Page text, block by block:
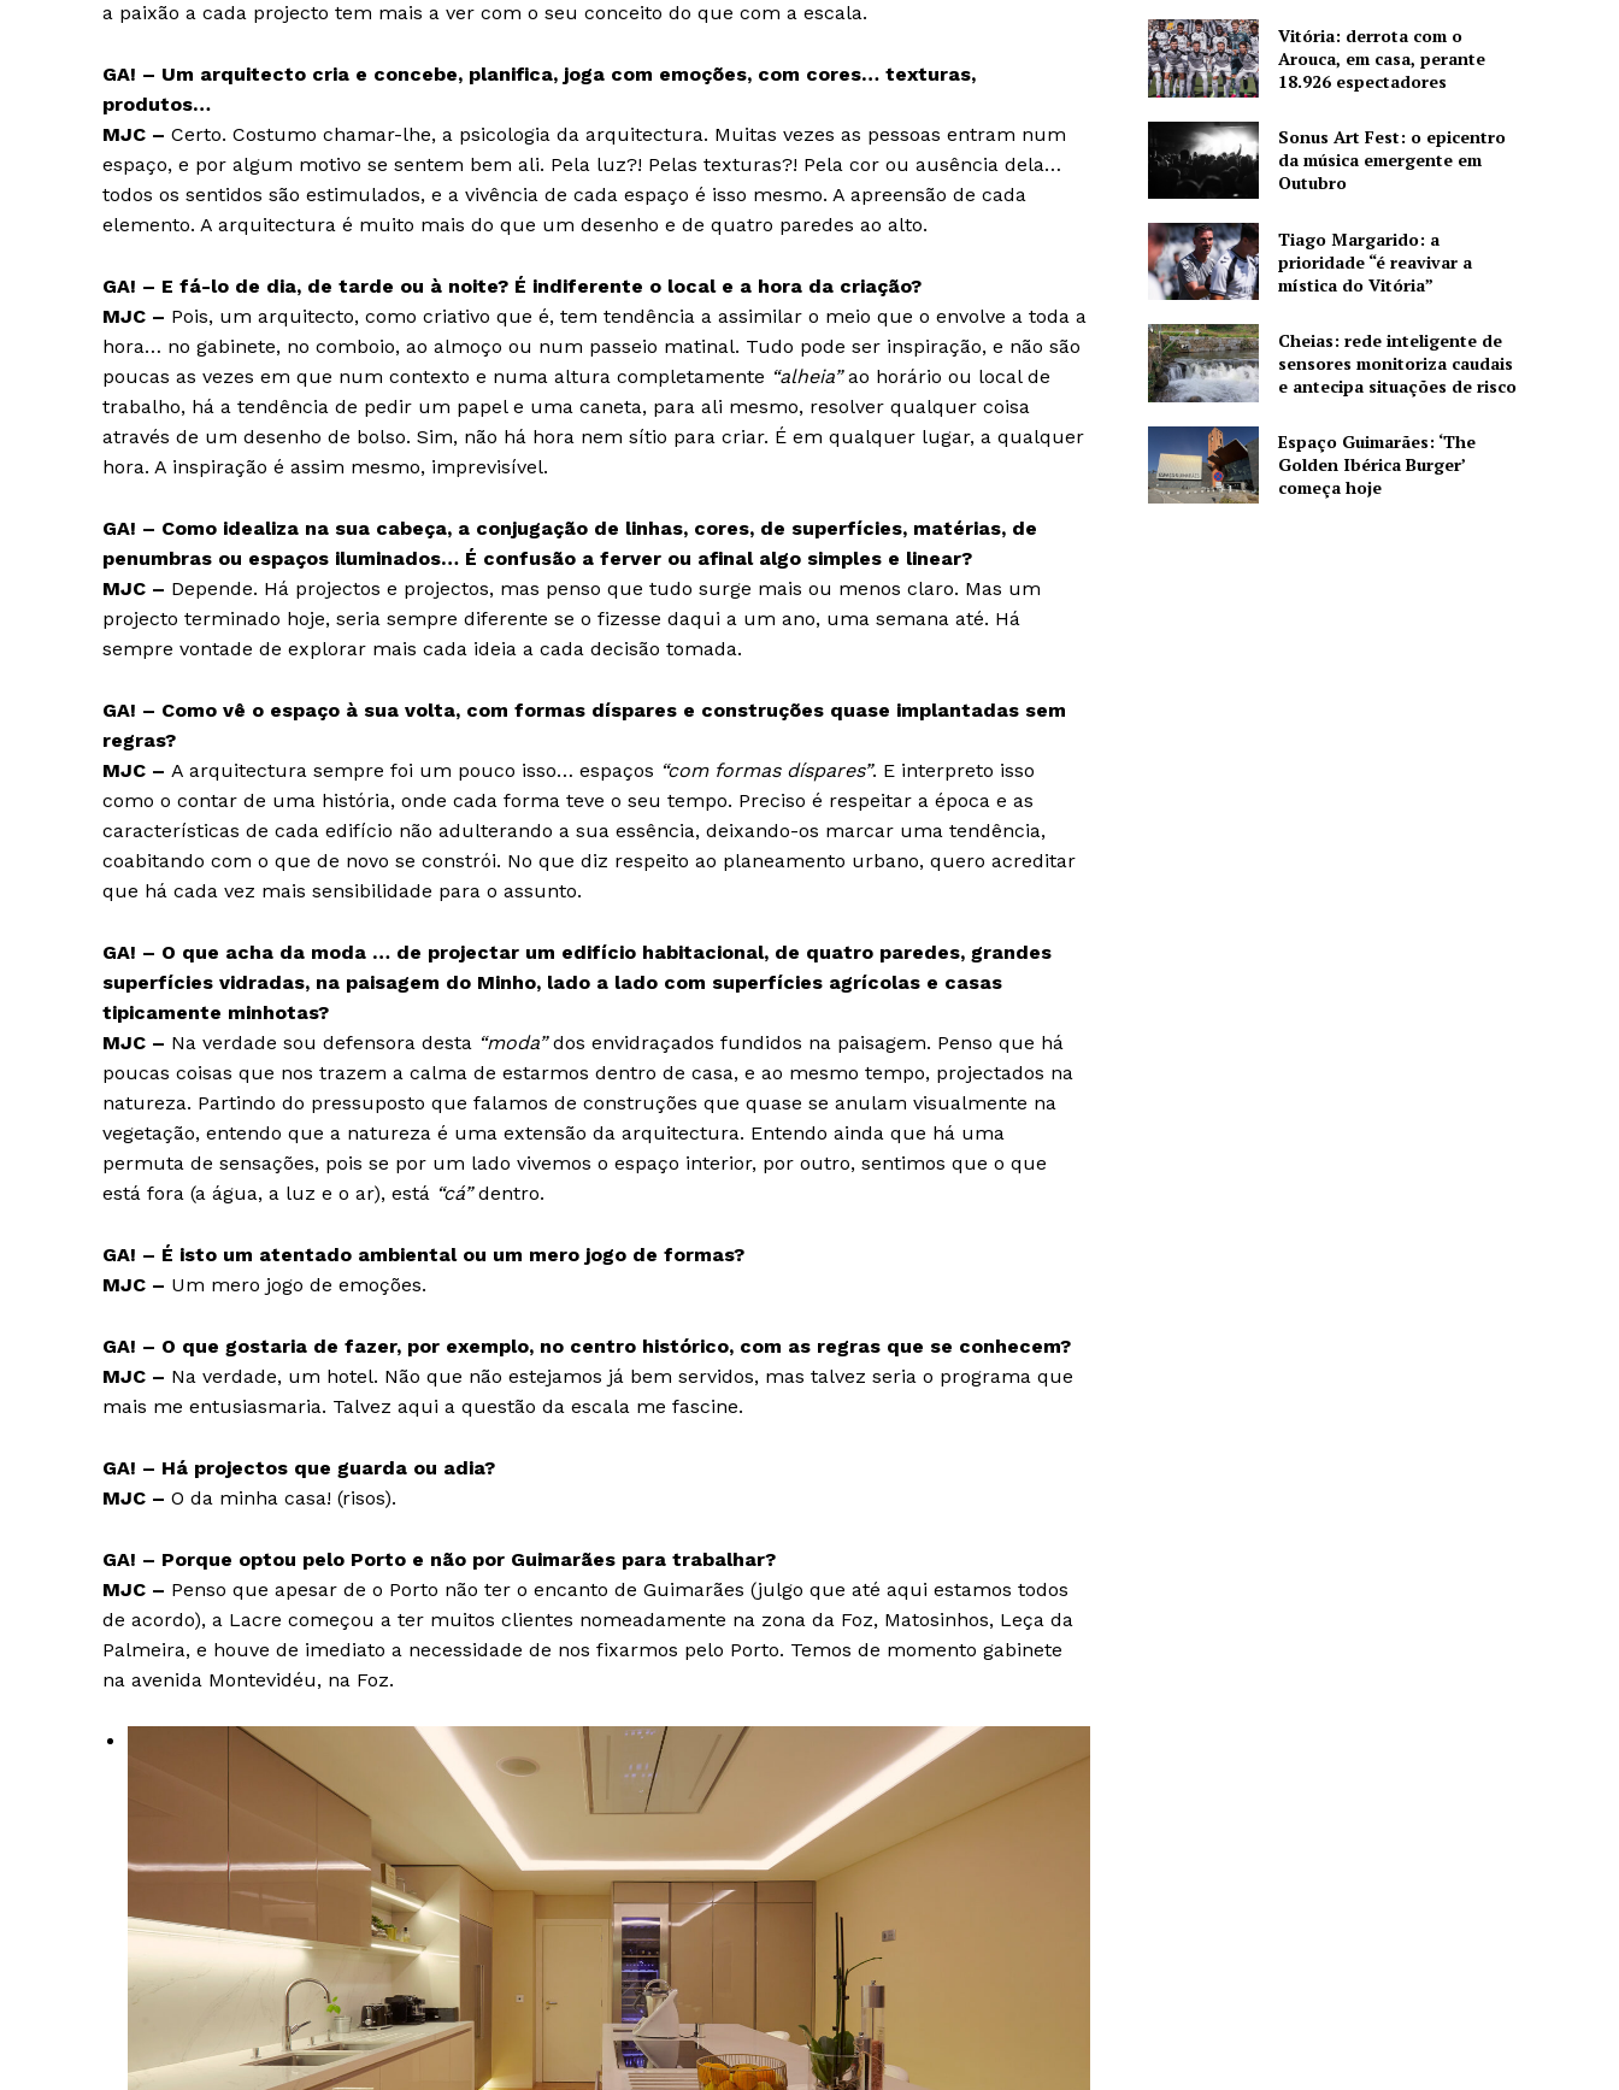
Guimarães, agora!
Institucional
Artigos
Edição Digital
Grande Entrevista
Publicidade
Quero ser Assinante
a paixão a cada projecto tem mais a ver com o seu conceito do que com a escala.
GA! – Um arquitecto cria e concebe, planifica, joga com emoções, com cores… texturas,
produtos…
MJC – Certo. Costumo chamar-lhe, a psicologia da arquitectura. Muitas vezes as pessoas entram num
espaço, e por algum motivo se sentem bem ali. Pela luz?! Pelas texturas?! Pela cor ou ausência dela…
todos os sentidos são estimulados, e a vivência de cada espaço é isso mesmo. A apreensão de cada
elemento. A arquitectura é muito mais do que um desenho e de quatro paredes ao alto.
GA! – E fá-lo de dia, de tarde ou à noite? É indiferente o local e a hora da criação?
MJC – Pois, um arquitecto, como criativo que é, tem tendência a assimilar o meio que o envolve a toda a
hora… no gabinete, no comboio, ao almoço ou num passeio matinal. Tudo pode ser inspiração, e não são
poucas as vezes em que num contexto e numa altura completamente “alheia”ao horário ou local de
trabalho, há a tendência de pedir um papel e uma caneta, para ali mesmo, resolver qualquer coisa
através de um desenho de bolso. Sim, não há hora nem sítio para criar. É em qualquer lugar, a qualquer
hora. A inspiração é assim mesmo, imprevisível.
GA! – Como idealiza na sua cabeça, a conjugação de linhas, cores, de superfícies, matérias, de
penumbras ou espaços iluminados… É confusão a ferver ou afinal algo simples e linear?
MJC – Depende. Há projectos e projectos, mas penso que tudo surge mais ou menos claro. Mas um
projecto terminado hoje, seria sempre diferente se o fizesse daqui a um ano, uma semana até. Há
sempre vontade de explorar mais cada ideia a cada decisão tomada.
GA! – Como vê o espaço à sua volta, com formas díspares e construções quase implantadas sem
regras?
MJC – A arquitectura sempre foi um pouco isso… espaços “com formas díspares”. E interpreto isso
como o contar de uma história, onde cada forma teve o seu tempo. Preciso é respeitar a época e as
características de cada edifício não adulterando a sua essência, deixando-os marcar uma tendência,
coabitando com o que de novo se constrói. No que diz respeito ao planeamento urbano, quero acreditar
que há cada vez mais sensibilidade para o assunto.
GA! – O que acha da moda … de projectar um edifício habitacional, de quatro paredes, grandes
superfícies vidradas, na paisagem do Minho, lado a lado com superfícies agrícolas e casas
tipicamente minhotas?
MJC – Na verdade sou defensora desta “moda”dos envidraçados fundidos na paisagem. Penso que há
poucas coisas que nos trazem a calma de estarmos dentro de casa, e ao mesmo tempo, projectados na
natureza. Partindo do pressuposto que falamos de construções que quase se anulam visualmente na
vegetação, entendo que a natureza é uma extensão da arquitectura. Entendo ainda que há uma
permuta de sensações, pois se por um lado vivemos o espaço interior, por outro, sentimos que o que
está fora (a água, a luz e o ar), está “cá”dentro.
GA! – É isto um atentado ambiental ou um mero jogo de formas?
MJC – Um mero jogo de emoções.
GA! – O que gostaria de fazer, por exemplo, no centro histórico, com as regras que se conhecem?
MJC – Na verdade, um hotel. Não que não estejamos já bem servidos, mas talvez seria o programa que
mais me entusiasmaria. Talvez aqui a questão da escala me fascine.
GA! – Há projectos que guarda ou adia?
MJC – O da minha casa! (risos).
GA! – Porque optou pelo Porto e não por Guimarães para trabalhar?
MJC – Penso que apesar de o Porto não ter o encanto de Guimarães (julgo que até aqui estamos todos
de acordo), a Lacre começou a ter muitos clientes nomeadamente na zona da Foz, Matosinhos, Leça da
Palmeira, e houve de imediato a necessidade de nos fixarmos pelo Porto. Temos de momento gabinete
na avenida Montevidéu, na Foz.
Vitória: derrota com o
Arouca, em casa, perante
18.926 espectadores
Sonus Art Fest: o epicentro
da música emergente em
Outubro
Tiago Margarido: a
prioridade “é reavivar a
mística do Vitória”
Cheias: rede inteligente de
sensores monitoriza caudais
e antecipa situações de risco
Espaço Guimarães: ‘The
Golden Ibérica Burger’
começa hoje